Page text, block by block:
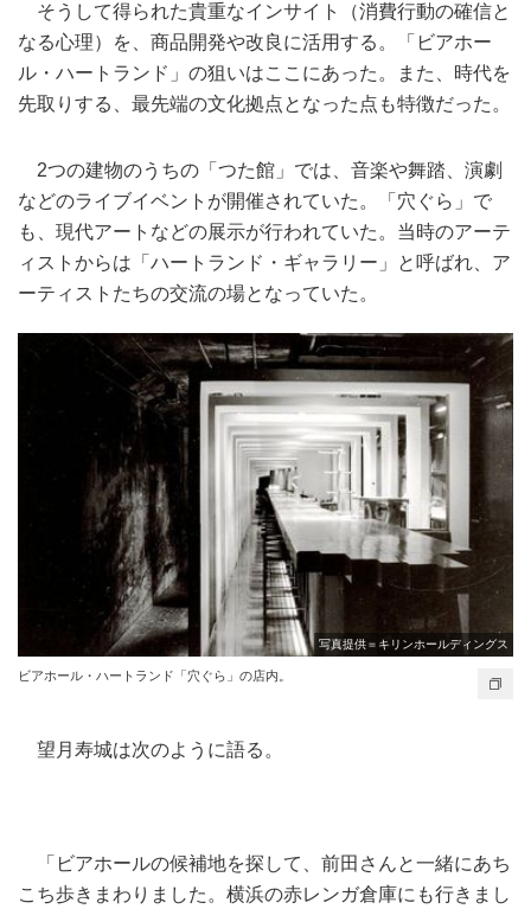
そうして得られた貴重なインサイト（消費行動の確信と
なる心理）を、商品開発や改良に活用する。「ビアホー
ル・ハートランド」の狙いはここにあった。また、時代を
先取りする、最先端の文化拠点となった点も特徴だった。
2つの建物のうちの「つた館」では、音楽や舞踏、演劇
などのライブイベントが開催されていた。「穴ぐら」で
も、現代アートなどの展示が行われていた。当時のアーテ
ィストからは「ハートランド・ギャラリー」と呼ばれ、ア
ーティストたちの交流の場となっていた。
写真提供＝キリンホールディングス
ビアホール・ハートランド「穴ぐら」の店内。
望月寿城は次のように語る。
「ビアホールの候補地を探して、前田さんと一緒にあち
こち歩きまわりました。横浜の赤レンガ倉庫にも行きまし